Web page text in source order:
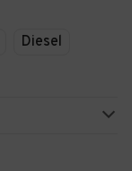
Diesel